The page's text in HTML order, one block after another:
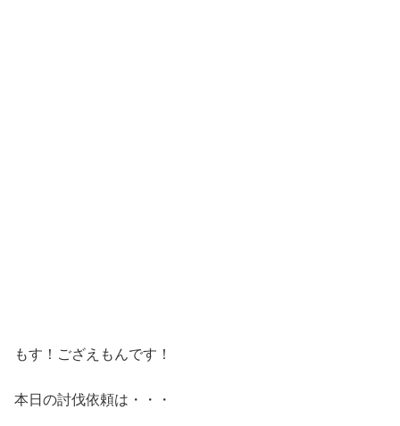
もす！ござえもんです！
本日の討伐依頼は・・・